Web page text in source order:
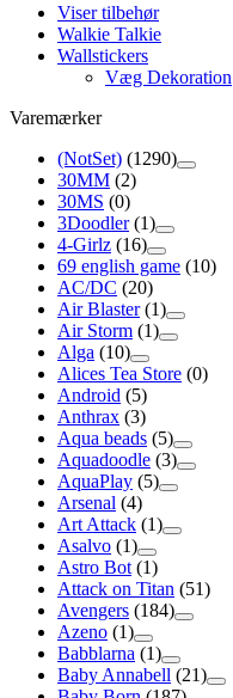
Viser tilbehør
Walkie Talkie
Wallstickers
Væg Dekoration
Varemærker
(NotSet) (1290)
30MM (2)
30MS (0)
3Doodler (1)
4-Girlz (16)
69 english game (10)
AC/DC (20)
Air Blaster (1)
Air Storm (1)
Alga (10)
Alices Tea Store (0)
Android (5)
Anthrax (3)
Aqua beads (5)
Aquadoodle (3)
AquaPlay (5)
Arsenal (4)
Art Attack (1)
Asalvo (1)
Astro Bot (1)
Attack on Titan (51)
Avengers (184)
Azeno (1)
Babblarna (1)
Baby Annabell (21)